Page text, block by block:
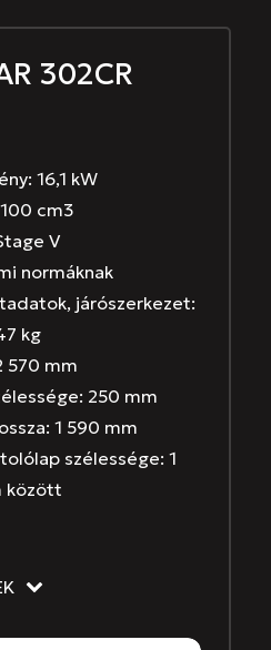
302CR
16,1 kW
cm3
V
normáknak
járószerkezet:
kg
570 mm
250 mm
1 590 mm
szélessége: 1
között